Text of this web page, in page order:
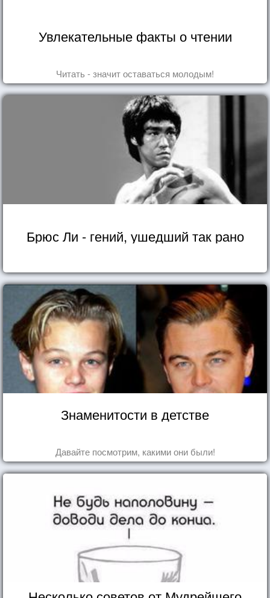
Увлекательные факты о чтении
Читать - значит оставаться молодым!
Брюс Ли - гений, ушедший так рано
Знаменитости в детстве
Давайте посмотрим, какими они были!